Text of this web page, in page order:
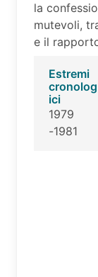
la
mutevoli,
e il
Estremi
cronolog
ici
1979
-1981